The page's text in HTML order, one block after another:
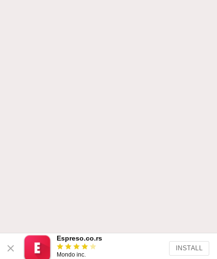
Espreso.co.rs
Mondo inc.
INSTALL